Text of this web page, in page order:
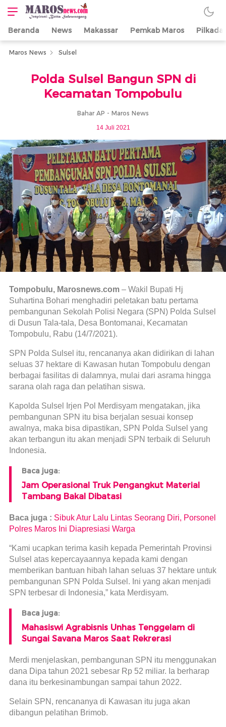
Maros News
Inspirasi Butta
Salewangang
Beranda News Makassar Pemkab Maros Pilkada
Maros News Sulsel
Polda Sulsel Bangun SPN di
Kecamatan Tompobulu
Bahar AP - Maros News
14 Juli 2021
Tompobulu, Marosnews.com – Wakil Bupati Hj
Suhartina Bohari menghadiri peletakan batu pertama
pembangunan Sekolah Polisi Negara (SPN) Polda Sulsel
di Dusun Tala-tala, Desa Bontomanai, Kecamatan
Tompobulu, Rabu (14/7/2021).
SPN Polda Sulsel itu, rencananya akan didirikan di lahan
seluas 37 hektare di Kawasan hutan Tompobulu dengan
berbagai fasilitas di dalamnya, mulai dari asrama hingga
sarana olah raga dan pelatihan siswa.
Kapolda Sulsel Irjen Pol Merdisyam mengatakan, jika
pembangunan SPN itu bisa berjalan sesuai konsep
awalnya, maka bisa dipastikan, SPN Polda Sulsel yang
akan terbangun itu akan menjadi SPN terbaik di Seluruh
Indonesia.
Baca juga:
Jam Operasional Truk Pengangkut Material
Tambang Bakal Dibatasi
Baca juga : Sibuk Atur Lalu Lintas Seorang Diri, Porsonel
Polres Maros Ini Diapresiasi Warga
“Kami ucapkan terima kasih kepada Pemerintah Provinsi
Sulsel atas kepercayaannya kepada kami dengan
memberikan bantuan hibah lahan seluas 37 hektare untuk
pembangunan SPN Polda Sulsel. Ini yang akan menjadi
SPN terbesar di Indonesia,” kata Merdisyam.
Baca juga:
Mahasiswi Agrabisnis Unhas Tenggelam di
Sungai Savana Maros Saat Rekrerasi
Merdi menjelaskan, pembangunan SPN itu menggunakan
dana Dipa tahun 2021 sebesar Rp 52 miliar. Ia berharap
dana itu berkesinambungan sampai tahun 2022.
Selain SPN, rencananya di Kawasan itu juga akan
dibangun pelatihan Brimob.